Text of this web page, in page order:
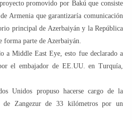
promovido por Bakú que consiste
Armenia que garantizaría comunicación
principal de Azerbaiyán y la República
parte de Azerbaiyán.
a Middle East Eye, esto fue declarado a
el embajador de EE.UU. en Turquía,
Unidos propuso hacerse cargo de la
de Zangezur de 33 kilómetros por un